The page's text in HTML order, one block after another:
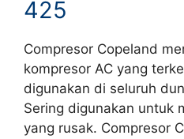
425
Compresor Copeland
kompresor AC yang
digunakan di seluruh
Sering digunakan untuk
yang rusak. Compresor